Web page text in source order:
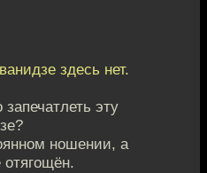
здесь нет.
эту
ношении, а